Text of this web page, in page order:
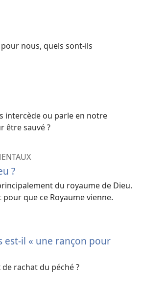
nous, quels sont-ils
intercède ou parle en notre
être sauvé ?
?
du royaume de Dieu.
que ce Royaume vienne.
est-il « une rançon pour
rachat du péché ?